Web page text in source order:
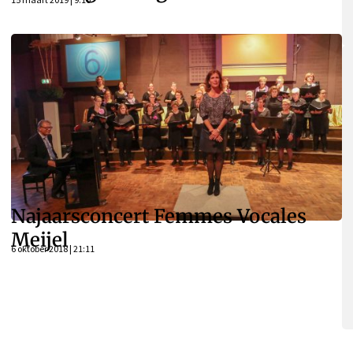
Najaarsconcert Femmes Vocales
Meijel
6 oktober 2018 | 21:11